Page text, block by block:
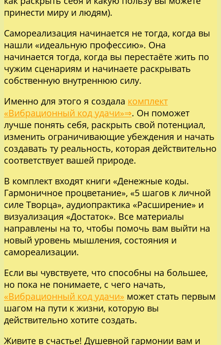
принести миру и людям).
Самореализация начинается не тогда, когда вы
нашли «идеальную профессию». Она
начинается тогда, когда вы перестаёте жить по
чужим сценариям и начинаете раскрывать
собственную внутреннюю силу.
Именно для этого я создала комплект
«Вибрационный код удачи»⇒. Он поможет
лучше понять себя, раскрыть свой потенциал,
изменить ограничивающие убеждения и начать
создавать ту реальность, которая действительно
соответствует вашей природе.
В комплект входят книги «Денежные коды.
Гармоничное процветание», «5 шагов к личной
силе Творца», аудиопрактика «Расширение» и
визуализация «Достаток». Все материалы
направлены на то, чтобы помочь вам выйти на
новый уровень мышления, состояния и
самореализации.
Если вы чувствуете, что способны на большее,
но пока не понимаете, с чего начать,
«Вибрационный код удачи» может стать первым
шагом на пути к жизни, которую вы
действительно хотите создать.
Живите в счастье! Душевной гармонии вам и